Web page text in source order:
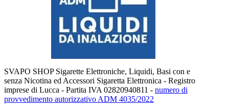
SVAPO SHOP Sigarette Elettroniche, Liquidi, Basi con e
senza Nicotina ed Accessori Sigaretta Elettronica - Registro
imprese di Lucca - Partita IVA 02820940811 - numero di
provvedimento autorizzativo ADM 4035/2022